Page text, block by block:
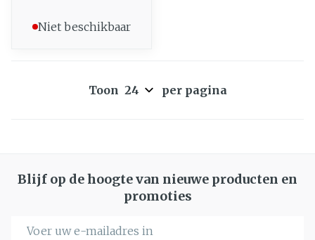
Niet beschikbaar
Toon per pagina
Blijf op de hoogte van nieuwe producten en
promoties